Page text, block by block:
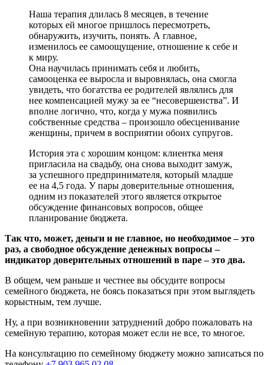
Наша терапия длилась 8 месяцев, в течение
которых ей многое пришлось пересмотреть,
обнаружить, изучить, понять. А главное,
изменилось ее самоощущение, отношение к себе и
к миру.
Она научилась принимать себя и любить,
самооценка ее выросла и выровнялась, она смогла
увидеть, что богатства ее родителей являлись для
нее компенсацией мужу за ее “несовершенства”. И
вполне логично, что, когда у мужа появились
собственные средства – произошло обесценивание
женщины, причем в восприятии обоих супругов.
История эта с хорошим концом: клиентка меня
пригласила на свадьбу, она снова выходит замуж,
за успешного предпринимателя, который младше
ее на 4,5 года. У пары доверительные отношения,
одним из показателей этого является открытое
обсуждение финансовых вопросов, общее
планирование бюджета.
Так что, может, деньги и не главное, но необходимое – это
раз, а свободное обсуждение денежных вопросы –
индикатор доверительных отношений в паре – это два.
В общем, чем раньше и честнее вы обсудите вопросы
семейного бюджета, не боясь показаться при этом выглядеть
корыстным, тем лучше.
Ну, а при возникновении затруднений добро пожаловать на
семейную терапию, которая может если не все, то многое.
На консультацию по семейному бюджету можно записаться по